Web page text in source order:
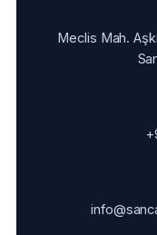
Meclis Mah.